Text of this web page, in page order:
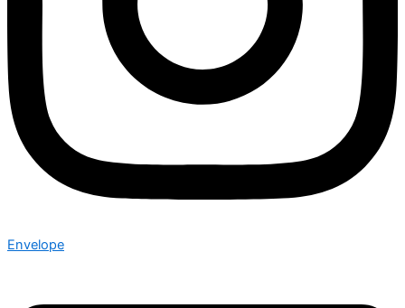
Envelope